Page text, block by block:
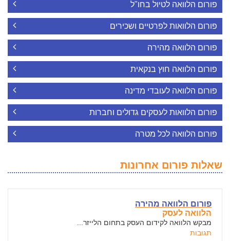
פורום הלוואה לטיול בחו"ל
פורום הלוואות לפרטיים ושכירים
פורום הלוואה מהירה
פורום הלוואה חוץ בנקאית
פורום הלוואה לעובדי מדינה
פורום הלוואות לעסקים גדולים וחברות
פורום הלוואה לכל מטרה
שאלות פורום אחרונות
פורום הלוואה מהירה
הלוואה לעסק
מבקש הלוואה לקידום העסק בתחום הלייזר...
תגובות